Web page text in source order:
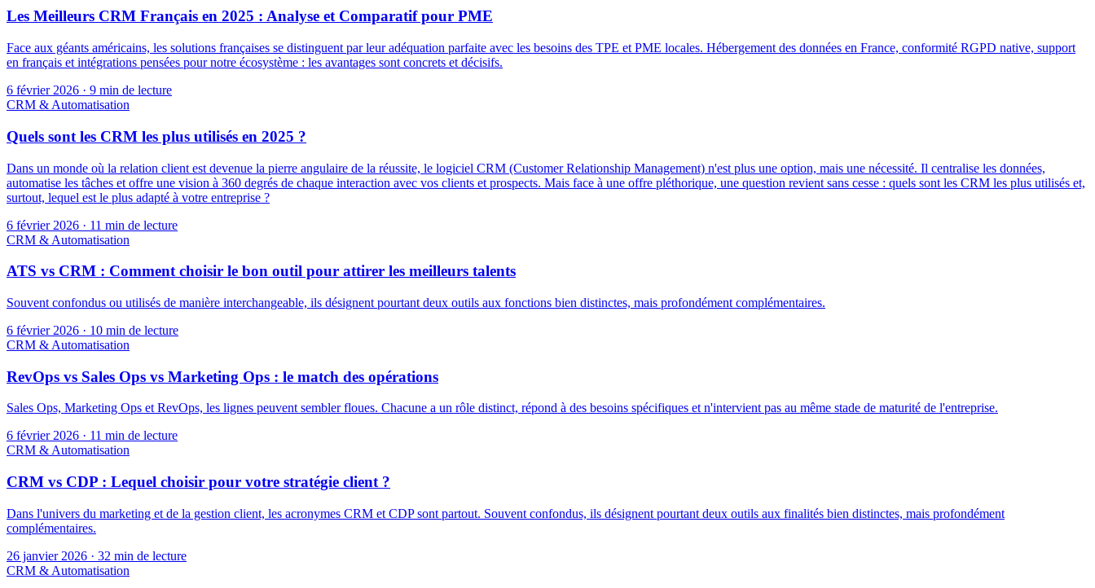
Les Meilleurs CRM Français en 2025 : Analyse et Comparatif pour PME
Face aux géants américains, les solutions françaises se distinguent par leur adéquation parfaite avec les besoins des TPE et PME locales. Hébergement des données en France, conformité RGPD native, support
en français et intégrations pensées pour notre écosystème : les avantages sont concrets et décisifs.
6 février 2026 · 9 min de lecture
CRM & Automatisation
Quels sont les CRM les plus utilisés en 2025 ?
Dans un monde où la relation client est devenue la pierre angulaire de la réussite, le logiciel CRM (Customer Relationship Management) n'est plus une option, mais une nécessité. Il centralise les données,
automatise les tâches et offre une vision à 360 degrés de chaque interaction avec vos clients et prospects. Mais face à une offre pléthorique, une question revient sans cesse : quels sont les CRM les plus utilisés et,
surtout, lequel est le plus adapté à votre entreprise ?
6 février 2026 · 11 min de lecture
CRM & Automatisation
ATS vs CRM : Comment choisir le bon outil pour attirer les meilleurs talents
Souvent confondus ou utilisés de manière interchangeable, ils désignent pourtant deux outils aux fonctions bien distinctes, mais profondément complémentaires.
6 février 2026 · 10 min de lecture
CRM & Automatisation
RevOps vs Sales Ops vs Marketing Ops : le match des opérations
Sales Ops, Marketing Ops et RevOps, les lignes peuvent sembler floues. Chacune a un rôle distinct, répond à des besoins spécifiques et n'intervient pas au même stade de maturité de l'entreprise.
6 février 2026 · 11 min de lecture
CRM & Automatisation
CRM vs CDP : Lequel choisir pour votre stratégie client ?
Dans l'univers du marketing et de la gestion client, les acronymes CRM et CDP sont partout. Souvent confondus, ils désignent pourtant deux outils aux finalités bien distinctes, mais profondément
complémentaires.
26 janvier 2026 · 32 min de lecture
CRM & Automatisation